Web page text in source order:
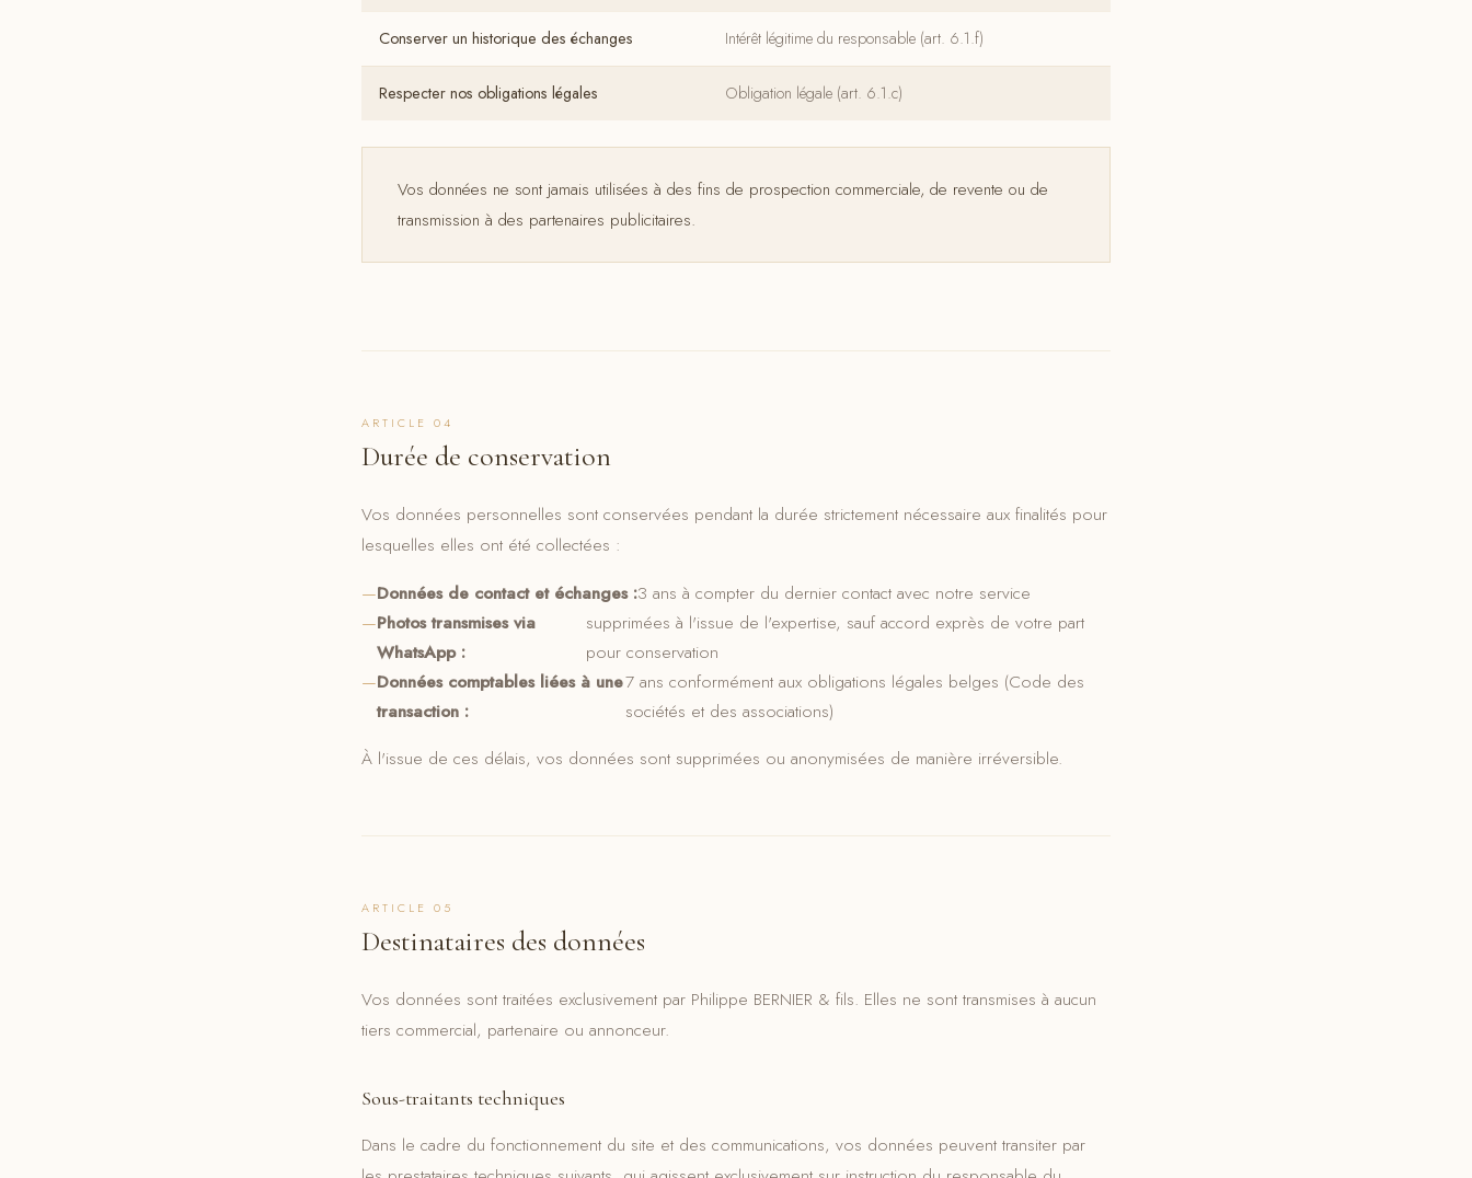
Conserver un historique des échanges Intérêt légitime du responsable (art. 6.1.f)
Respecter nos obligations légales Obligation légale (art. 6.1.c)
Vos données ne sont jamais utilisées à des fins de prospection commerciale, de revente ou de
transmission à des partenaires publicitaires.
ARTICLE 04
Durée de conservation
Vos données personnelles sont conservées pendant la durée strictement nécessaire aux finalités pour
lesquelles elles ont été collectées :
Données de contact et échanges :3 ans à compter du dernier contact avec notre service
Photos transmises via
WhatsApp :
supprimées à l'issue de l'expertise, sauf accord exprès de votre part
pour conservation
Données comptables liées à une
transaction :
7 ans conformément aux obligations légales belges (Code des
sociétés et des associations)
À l'issue de ces délais, vos données sont supprimées ou anonymisées de manière irréversible.
ARTICLE 05
Destinataires des données
Vos données sont traitées exclusivement par Philippe BERNIER & fils. Elles ne sont transmises à aucun
tiers commercial, partenaire ou annonceur.
Sous-traitants techniques
Dans le cadre du fonctionnement du site et des communications, vos données peuvent transiter par